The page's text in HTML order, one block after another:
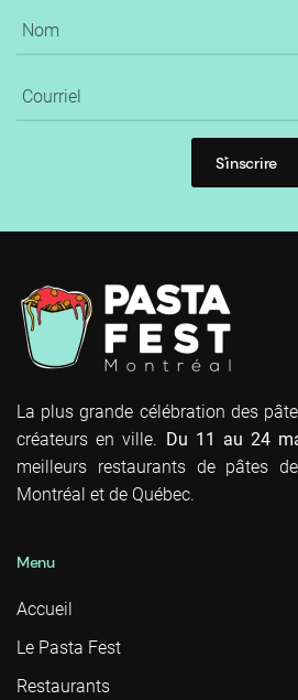
S'inscrire
La plus grande célébration des
créateurs en ville. Du 11 au 24
meilleurs restaurants de pâtes
Montréal et de Québec.
Menu
Accueil
Le Pasta Fest
Restaurants